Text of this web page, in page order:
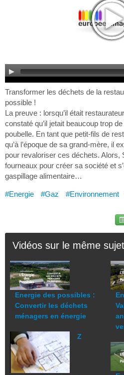
Transformer les déchets de la
possible !
La preuve : lorsqu’il était
constaté qu’il jetait beaucoup trop
poubelle. En tant que petit-fils de
qu’à l’époque de sa grand-mère, il
pour revaloriser ces déchets. Alors,
fourneaux pour créer sa société et
gaspillage alimentaire…
#Energie #Gaz #Environnement
Vidéos sur le même sujet
Energie des possibles :
Convertir les déchets
ménagers en énergie
Z